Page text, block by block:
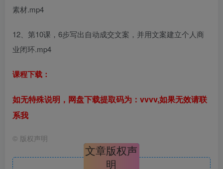
素材.mp4
12、第10课，6步写出自动成交文案，并用文案建立个人商
业闭环.mp4
课程下载：
如无特殊说明，网盘下载提取码为：vvvv,如果无效请联
系我
© 版权声明
文章版权声
明